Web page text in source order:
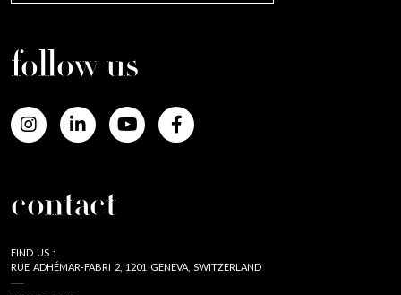
follow us
contact
FIND US :
RUE ADHÉMAR-FABRI 2, 1201 GENEVA, SWITZERLAND